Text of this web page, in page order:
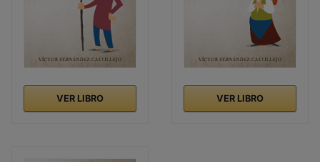
VER LIBRO VER LIBRO